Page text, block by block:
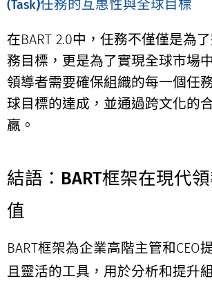
(Task)任務的互惠性與全球目標
在BART 2.0中，任務不僅僅是為
務目標，更是為了實現全球市場
領導者需要確保組織的每一個任
球目標的達成，並通過跨文化的
贏。
結語：BART框架在現代
值
BART框架為企業高階主管和CEO
且靈活的工具，用於分析和提升